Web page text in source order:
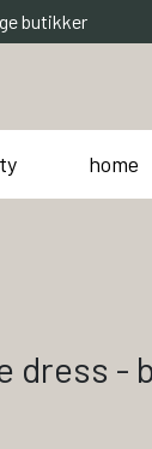
butikker
home
dress -